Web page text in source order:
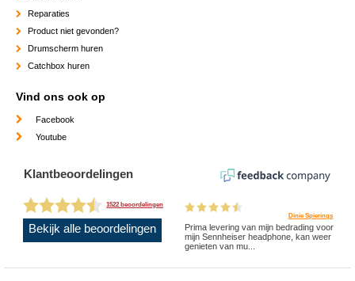
Reparaties
Product niet gevonden?
Drumscherm huren
Catchbox huren
Vind ons ook op
Facebook
Youtube
Klantbeoordelingen
1522 beoordelingen
Bekijk alle beoordelingen
Dinie Spierings
Prima levering van mijn bedrading voor
mijn Sennheiser headphone, kan weer
genieten van mu...